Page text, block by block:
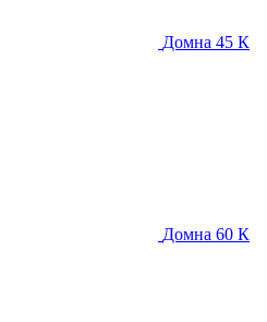
Домна 45 К
Домна 60 К